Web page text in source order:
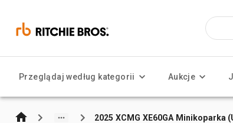
Przeglądaj według kategorii Aukcje
2025 XCMG XE60GA Minikoparka